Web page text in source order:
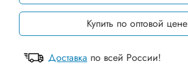
Купить по оптовой цене
Доставка по всей России!